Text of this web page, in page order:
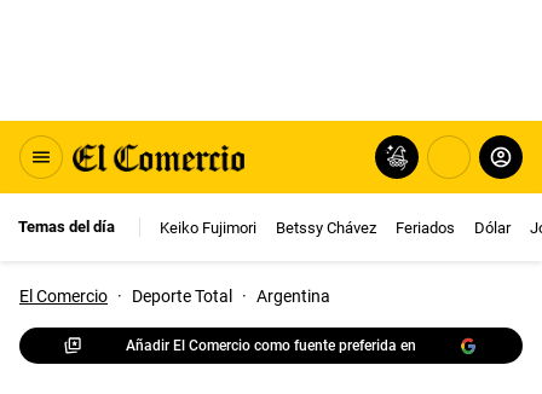
Temas del día Keiko Fujimori Betssy Chávez Feriados Dólar
El Comercio · Deporte Total · Argentina
Añadir El Comercio como fuente preferida en